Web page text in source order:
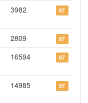
3982 87
2809 87
16594 87
14985 87